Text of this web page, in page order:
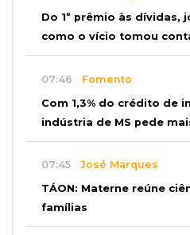
Do 1º prêmio às dívidas,
como o vício tomou
07:46 Fomento
Com 1,3% do crédito de
indústria de MS pede
07:45 José Marques
TÁON: Materne reúne
famílias